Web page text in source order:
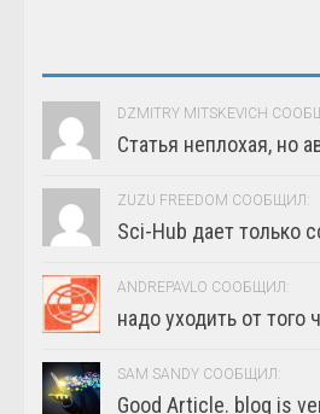
DZMITRY MITSKEVICH
Статья неплохая, но
ZUZU FREEDOM СООБЩИЛ:
Sci-Hub дает только
ANDREPAVLO СООБЩИЛ:
надо уходить от
SAM SANDY СООБЩИЛ:
Good Article. blog is